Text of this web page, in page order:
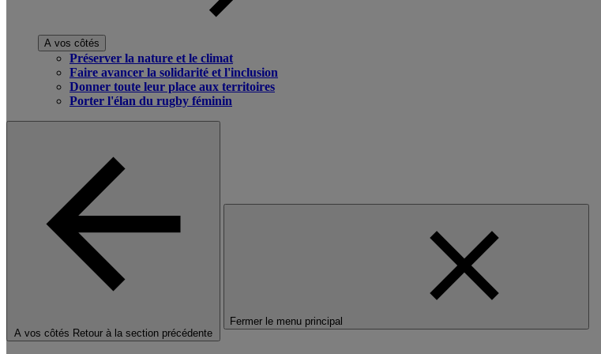
A vos côtés
Préserver la nature et le climat
Faire avancer la solidarité et l'inclusion
Donner toute leur place aux territoires
Porter l'élan du rugby féminin
A vos côtés Retour à la section précédente
Fermer le menu principal